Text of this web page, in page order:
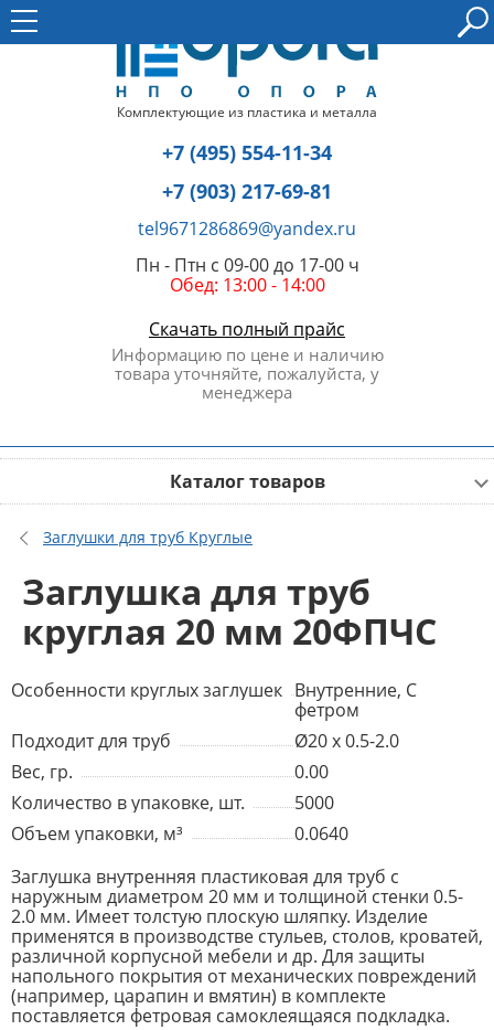
Комплектующие из пластика и металла
+7 (495) 554-11-34
+7 (903) 217-69-81
tel9671286869@yandex.ru
Пн - Птн с 09-00 до 17-00 ч
Обед: 13:00 - 14:00
Скачать полный прайс
Информацию по цене и наличию
товара уточняйте, пожалуйста, у
менеджера
Каталог товаров
Заглушки для труб Круглые
Заглушка для труб
круглая 20 мм 20ФПЧС
Особенности круглых заглушек Внутренние, С
фетром
Подходит для труб
Ø20 x 0.5-2.0
Вес, гр.
0.00
Количество в упаковке, шт.
5000
Объем упаковки, м³
0.0640
Заглушка внутренняя пластиковая для труб с
наружным диаметром 20 мм и толщиной стенки 0.5-
2.0 мм. Имеет толстую плоскую шляпку. Изделие
применятся в производстве стульев, столов, кроватей,
различной корпусной мебели и др. Для защиты
напольного покрытия от механических повреждений
(например, царапин и вмятин) в комплекте
поставляется фетровая самоклеящаяся подкладка.